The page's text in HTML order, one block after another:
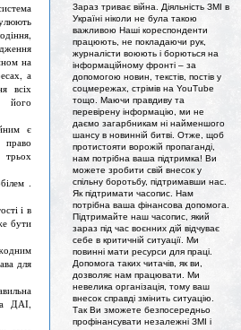
на
а
всіх
є
трьох
.
і в
бути
для
ДАІ,
Зараз триває війна. Діяльність ЗМІ в
Україні ніколи не була такою
важливою Наші кореспонденти
працюють, не покладаючи рук,
журналісти воюють і борються на
інформаційному фронті – за
допомогою новин, текстів, постів у
соцмережах, стрімів на YouTube
тощо. Маючи правдиву та
перевірену інформацію, ми не
даємо загарбникам ні найменшого
шансу в новинній битві. Отже, щоб
протистояти ворожій пропаганді,
нам потрібна ваша підтримка! Ви
можете зробити свій внесок у
спільну боротьбу, підтримавши нас.
Як підтримати часопис. Нам
потрібна ваша фінансова допомога.
Підтримайте наш часопис, який
зараз під час воєнних дій відчуває
себе в критичній ситуації. Ми
повинні мати ресурси для праці.
Допомога таких читачів, як ви,
дозволяє нам працювати. Ми
невелика організація, тому ваш
внесок справді змінить ситуацію.
Так Ви зможете безпосередньо
профінансувати незалежні ЗМІ і